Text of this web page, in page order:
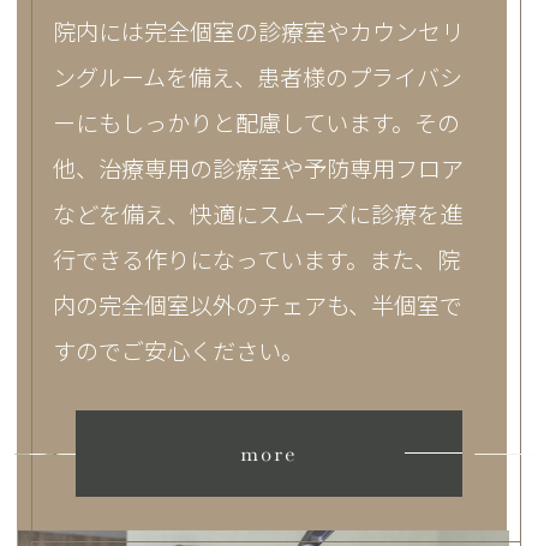
院内には完全個室の診療室やカウンセリ
ングルームを備え、患者様のプライバシ
ーにもしっかりと配慮しています。その
他、治療専用の診療室や予防専用フロア
などを備え、快適にスムーズに診療を進
行できる作りになっています。また、院
内の完全個室以外のチェアも、半個室で
すのでご安心ください。
more